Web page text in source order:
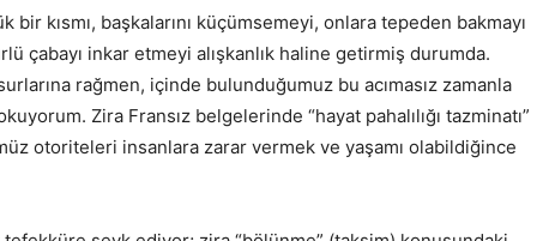
bir kısmı, başkalarını küçümsemeyi, onlara tepeden bakmayı
çabayı inkar etmeyi alışkanlık haline getirmiş durumda.
rağmen, içinde bulunduğumuz bu acımasız zamanla
Zira Fransız belgelerinde “hayat pahalılığı tazminatı”
otoriteleri insanlara zarar vermek ve yaşamı olabildiğince